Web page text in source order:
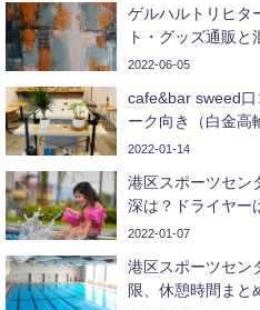
ゲルハルトリヒタ
ト・グッズ通販と
2022-06-05
cafe&bar sweed口
ーク向き（白金高
2022-01-14
港区スポーツセン
深は？ドライヤー
2022-01-07
港区スポーツセン
限、休憩時間まと